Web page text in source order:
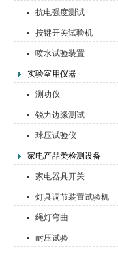
抗电强度测试
按键开关试验机
喷水试验装置
实验室用仪器
测功仪
锐力边缘测试
球压试验仪
家电产品类检测设备
家电器具开关
灯具调节装置试验机
绳灯弯曲
耐压试验